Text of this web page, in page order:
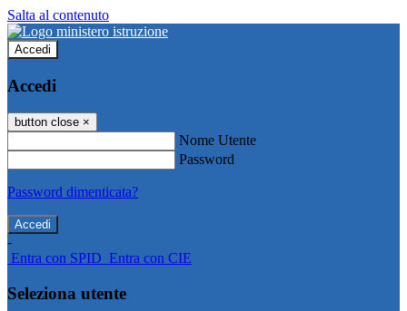
Salta al contenuto
Accedi
Accedi
button close ×
Nome Utente
Password
Password dimenticata?
-
Entra con SPID Entra con CIE
Seleziona utente